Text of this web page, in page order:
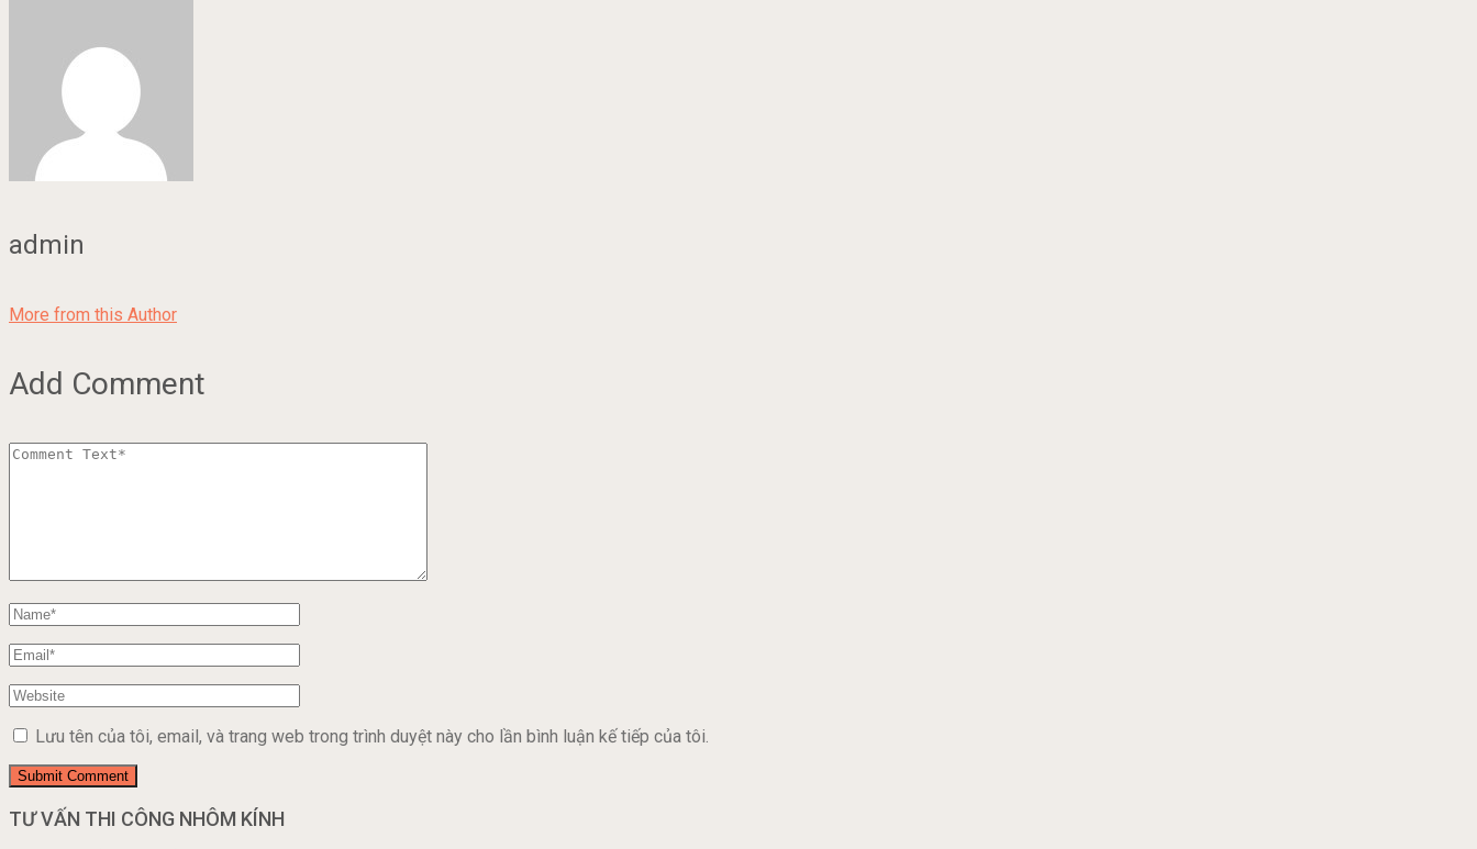
admin
More from this Author
Add Comment
Lưu tên của tôi, email, và trang web trong trình duyệt này cho lần bình luận kế tiếp của tôi.
TƯ VẤN THI CÔNG NHÔM KÍNH